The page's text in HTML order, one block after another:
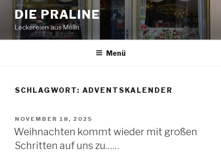
Inhalt
springen
DIE PRALINE
Leckereien aus Mölln
Menü
SCHLAGWORT: ADVENTSKALENDER
VERÖFFENTLICHT
AM
NOVEMBER 18, 2025
Weihnachten kommt wieder mit großen
Schritten auf uns zu……